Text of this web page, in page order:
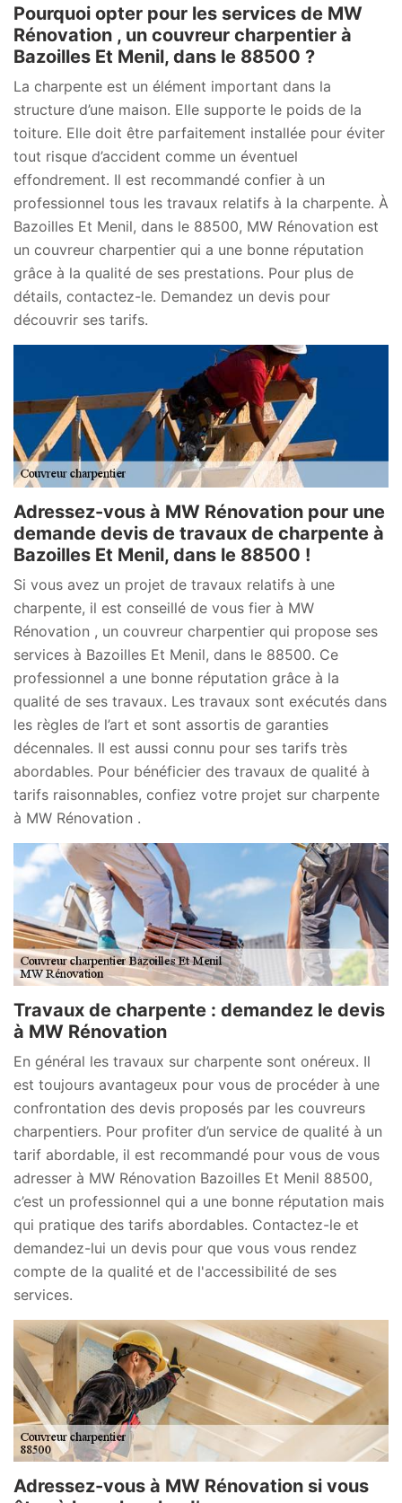
Pourquoi opter pour les services de MW
Rénovation , un couvreur charpentier à
Bazoilles Et Menil, dans le 88500 ?
La charpente est un élément important dans la
structure d’une maison. Elle supporte le poids de la
toiture. Elle doit être parfaitement installée pour éviter
tout risque d’accident comme un éventuel
effondrement. Il est recommandé confier à un
professionnel tous les travaux relatifs à la charpente. À
Bazoilles Et Menil, dans le 88500, MW Rénovation est
un couvreur charpentier qui a une bonne réputation
grâce à la qualité de ses prestations. Pour plus de
détails, contactez-le. Demandez un devis pour
découvrir ses tarifs.
Adressez-vous à MW Rénovation pour une
demande devis de travaux de charpente à
Bazoilles Et Menil, dans le 88500 !
Si vous avez un projet de travaux relatifs à une
charpente, il est conseillé de vous fier à MW
Rénovation , un couvreur charpentier qui propose ses
services à Bazoilles Et Menil, dans le 88500. Ce
professionnel a une bonne réputation grâce à la
qualité de ses travaux. Les travaux sont exécutés dans
les règles de l’art et sont assortis de garanties
décennales. Il est aussi connu pour ses tarifs très
abordables. Pour bénéficier des travaux de qualité à
tarifs raisonnables, confiez votre projet sur charpente
à MW Rénovation .
Travaux de charpente : demandez le devis
à MW Rénovation
En général les travaux sur charpente sont onéreux. Il
est toujours avantageux pour vous de procéder à une
confrontation des devis proposés par les couvreurs
charpentiers. Pour profiter d’un service de qualité à un
tarif abordable, il est recommandé pour vous de vous
adresser à MW Rénovation Bazoilles Et Menil 88500,
c’est un professionnel qui a une bonne réputation mais
qui pratique des tarifs abordables. Contactez-le et
demandez-lui un devis pour que vous vous rendez
compte de la qualité et de l'accessibilité de ses
services.
Adressez-vous à MW Rénovation si vous